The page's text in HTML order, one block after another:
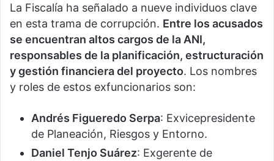
La Fiscalía ha señalado a nueve individuos clave
en esta trama de corrupción. Entre los acusados
se encuentran altos cargos de la ANI,
responsables de la planificación, estructuración
y gestión financiera del proyecto. Los nombres
y roles de estos exfuncionarios son:
Andrés Figueredo Serpa: Exvicepresidente
de Planeación, Riesgos y Entorno.
Daniel Tenjo Suárez: Exgerente de